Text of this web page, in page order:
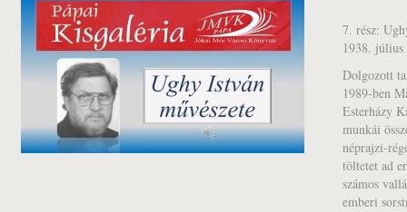
7. rész:
1938.
Dolgozott
1989-ben
Esterházy
munkái
néprajzi-
töltetet ad
számos
emberi